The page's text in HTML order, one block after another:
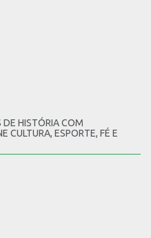
DE HISTÓRIA COM
CULTURA, ESPORTE, FÉ E